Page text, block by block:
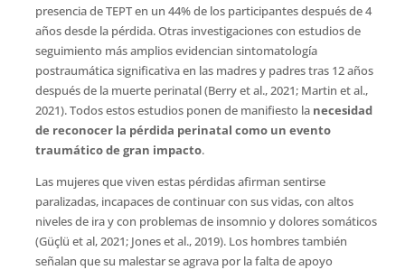
presencia de TEPT en un 44% de los participantes después de 4
años desde la pérdida. Otras investigaciones con estudios de
seguimiento más amplios evidencian sintomatología
postraumática significativa en las madres y padres tras 12 años
después de la muerte perinatal (Berry et al., 2021; Martin et al.,
2021). Todos estos estudios ponen de manifiesto la necesidad
de reconocer la pérdida perinatal como un evento
traumático de gran impacto.
Las mujeres que viven estas pérdidas afirman sentirse
paralizadas, incapaces de continuar con sus vidas, con altos
niveles de ira y con problemas de insomnio y dolores somáticos
(Güçlü et al, 2021; Jones et al., 2019). Los hombres también
señalan que su malestar se agrava por la falta de apoyo